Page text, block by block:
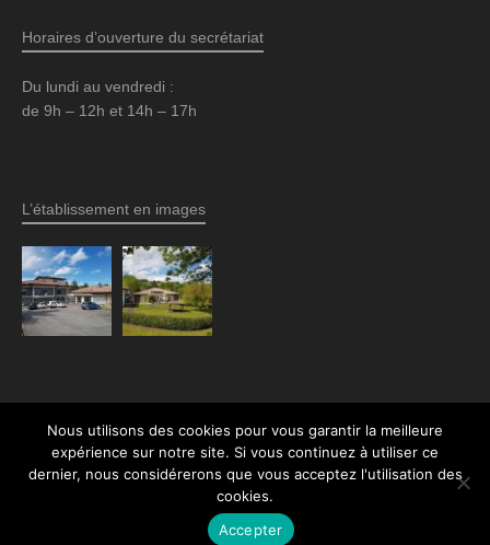
Horaires d’ouverture du secrétariat
Du lundi au vendredi :
de 9h – 12h et 14h – 17h
L’établissement en images
© 2026 EHPAD Roger Jalenques (Maurs, Cantal) · Tous droits réservés · Mentions
légales ·Politique de confidentalité· Par l'Agence Z'·
Top
Nous utilisons des cookies pour vous garantir la meilleure
expérience sur notre site. Si vous continuez à utiliser ce
dernier, nous considérerons que vous acceptez l'utilisation des
cookies.
Accepter